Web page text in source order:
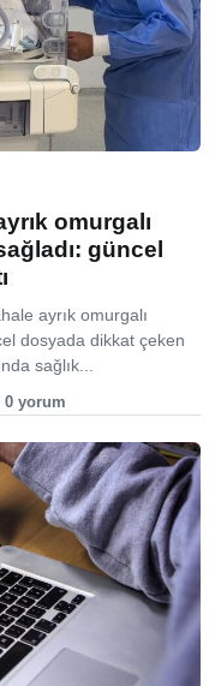
omurgalı
güncel
ayrık omurgalı
dosyada dikkat çeken
sağlık...
0 yorum